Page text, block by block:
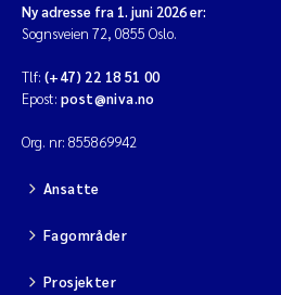
Ny adresse fra 1. juni 2026 er:
Sognsveien 72, 0855 Oslo.
Tlf: (+47) 22 18 51 00
Epost: post@niva.no
Org. nr: 855869942
Ansatte
Fagområder
Prosjekter